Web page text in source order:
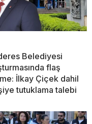
Belediyesi
flaş
İlkay Çiçek dahil
tutuklama talebi